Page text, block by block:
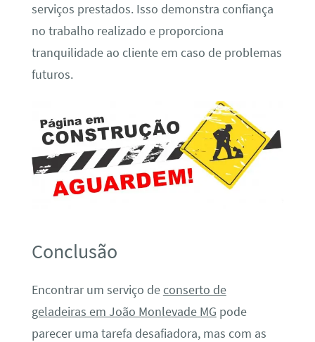
serviços prestados. Isso demonstra confiança
no trabalho realizado e proporciona
tranquilidade ao cliente em caso de problemas
futuros.
Conclusão
Encontrar um serviço deconserto de
geladeiras em João Monlevade MG pode
parecer uma tarefa desafiadora, mas com as